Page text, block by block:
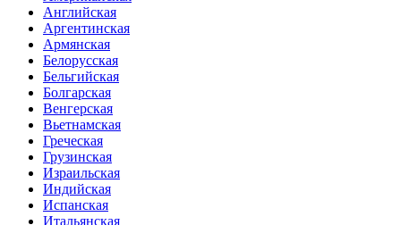
Английская
Аргентинская
Армянская
Белорусская
Бельгийская
Болгарская
Венгерская
Вьетнамская
Греческая
Грузинская
Израильская
Индийская
Испанская
Итальянская